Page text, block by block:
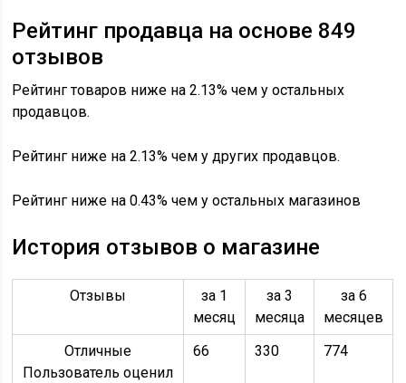
Рейтинг продавца на основе 849
отзывов
Рейтинг товаров ниже на 2.13% чем у остальных
продавцов.
Рейтинг ниже на 2.13% чем у других продавцов.
Рейтинг ниже на 0.43% чем у остальных магазинов
История отзывов о магазине
Отзывы
за 1
месяц
за 3
месяца
за 6
месяцев
Отличные
Пользователь оценил
66 330 774